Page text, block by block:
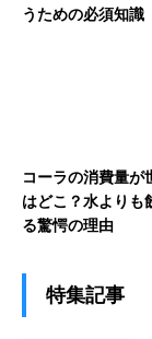
うための必須知識
コーラの消費量が
はどこ？水よりも
る驚愕の理由
特集記事